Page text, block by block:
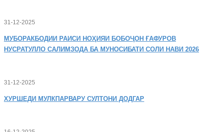
31-12-2025
МУБОРАКБОДИИ РАИСИ НОҲИЯИ БОБОҶОН ҒАФУРОВ
НУСРАТУЛЛО САЛИМЗОДА БА МУНОСИБАТИ СОЛИ НАВИ 2026
31-12-2025
ХУРШЕДИ МУЛКПАРВАРУ СУЛТОНИ ДОДГАР